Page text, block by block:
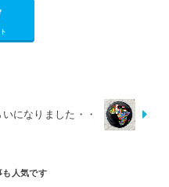
になりました・・